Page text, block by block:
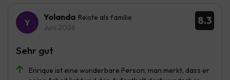
8.3
Yolanda Reiste als familie
Juni 2026
Enrique ist eine wunderbare Person, man merkt, dass er
Sehr gut